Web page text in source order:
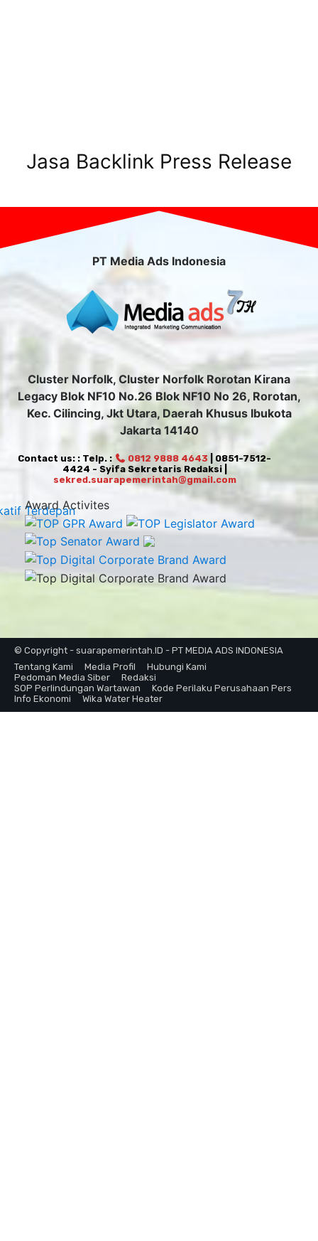
Jasa Backlink Press Release
PT Media Ads Indonesia
Cluster Norfolk, Cluster Norfolk Rorotan Kirana
Legacy Blok NF10 No.26 Blok NF10 No 26, Rorotan,
Kec. Cilincing, Jkt Utara, Daerah Khusus Ibukota
Jakarta 14140
Contact us: : Telp. : 0812 9888 4643 | 0851-7512-
4424 - Syifa Sekretaris Redaksi |
sekred.suarapemerintah@gmail.com
Award Activites
© Copyright - suarapemerintah.ID - PT MEDIA ADS INDONESIA
Tentang Kami
Media Profil
Hubungi Kami
Pedoman Media Siber
Redaksi
SOP Perlindungan Wartawan
Kode Perilaku Perusahaan Pers
Info Ekonomi
Wika Water Heater